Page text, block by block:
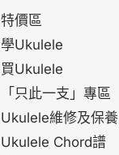
特價區
學Ukulele
買Ukulele
「只此一支」專區
Ukulele維修及保養
Ukulele Chord譜